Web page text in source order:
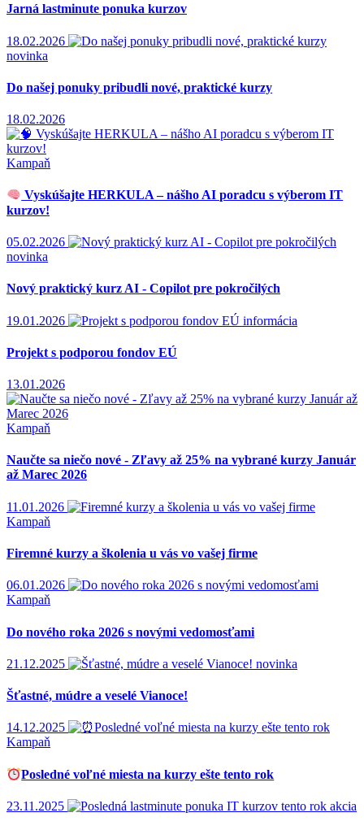
Jarná lastminute ponuka kurzov
18.02.2026
novinka
Do našej ponuky pribudli nové, praktické kurzy
18.02.2026
Kampaň
Vyskúšajte HERKULA – nášho AI poradcu s výberom IT
kurzov!
05.02.2026
novinka
Nový praktický kurz AI - Copilot pre pokročilých
19.01.2026 informácia
Projekt s podporou fondov EÚ
13.01.2026
Kampaň
Naučte sa niečo nové - Zľavy až 25% na vybrané kurzy Január
až Marec 2026
11.01.2026
Kampaň
Firemné kurzy a školenia u vás vo vašej firme
06.01.2026
Kampaň
Do nového roka 2026 s novými vedomosťami
21.12.2025 novinka
Šťastné, múdre a veselé Vianoce!
14.12.2025
Kampaň
Posledné voľné miesta na kurzy ešte tento rok
23.11.2025 akcia